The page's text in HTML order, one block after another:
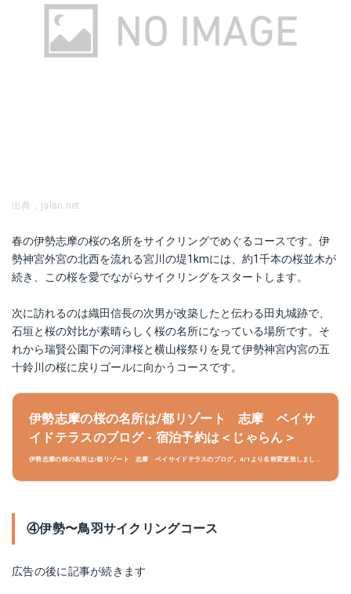
出典：jalan.net
春の伊勢志摩の桜の名所をサイクリングでめぐるコースです。伊
勢神宮外宮の北西を流れる宮川の堤1kmには、約1千本の桜並木が
続き、この桜を愛でながらサイクリングをスタートします。
次に訪れるのは織田信長の次男が改築したと伝わる田丸城跡で、
石垣と桜の対比が素晴らしく桜の名所になっている場所です。そ
れから瑞賢公園下の河津桜と横山桜祭りを見て伊勢神宮内宮の五
十鈴川の桜に戻りゴールに向かうコースです。
伊勢志摩の桜の名所は/都リゾート 志摩 ベイサ
イドテラスのブログ - 宿泊予約は＜じゃらん＞
伊勢志摩の桜の名所は/都リゾート 志摩 ベイサイドテラスのブログ。4/1より名称変更致しまし
④伊勢〜鳥羽サイクリングコース
広告の後に記事が続きます